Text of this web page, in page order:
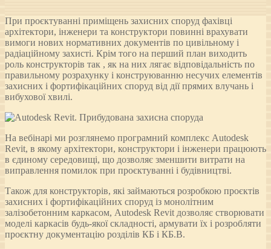
При проєктуванні приміщень захисних споруд фахівці
архітектори, інженери та конструктори повинні врахувати
вимоги нових нормативних документів по цивільному і
радіаційному захисті. Крім того на перший план виходить
роль конструкторів так , як на них лягає відповідальність по
правильному розрахунку і конструюванню несучих елементів
захисних і фортифікаційних споруд від дії прямих влучань і
вибухової хвилі.
На вебінарі ми розглянемо програмний комплекс Autodesk
Revit, в якому архітектори, конструктори і інженери працюють
в єдиному середовищі, що дозволяє зменшити витрати на
виправлення помилок при проєктуванні і будівництві.
Також для конструкторів, які займаються розробкою проєктів
захисних і фортифікаційних споруд із монолітним
залізобетонним каркасом, Autodesk Revit дозволяє створювати
моделі каркасів будь-якої складності, армувати їх і розробляти
проєктну документацію розділів КБ і КБ.В.